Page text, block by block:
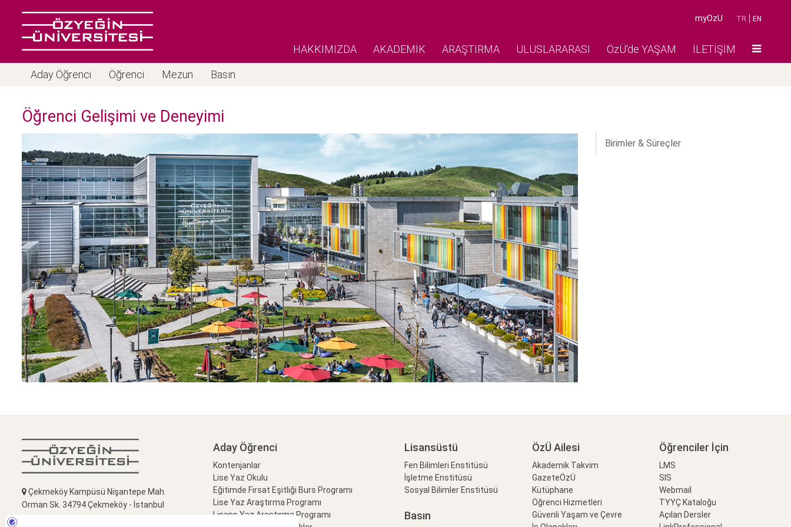
TR EN
myOzU
HAKKIMIZDA AKADEMİK ARAŞTIRMA ULUSLARARASI ÖzÜ'de YAŞAM İLETİŞİM
Aday Öğrenci Öğrenci Mezun Basın
Öğrenci Gelişimi ve Deneyimi
Birimler & Süreçler
Çekmeköy Kampüsü Nişantepe Mah.
Orman Sk. 34794 Çekmeköy - İstanbul
Aday Öğrenci
Kontenjanlar
Lise Yaz Okulu
Eğitimde Fırsat Eşitliği Burs Programı
Lise Yaz Araştırma Programı
Lisans Yaz Araştırma Programı
Lisansüstü
Fen Bilimleri Enstitüsü
İşletme Enstitüsü
Sosyal Bilimler Enstitüsü
Basın
ÖzÜ Ailesi
Akademik Takvim
GazeteÖzÜ
Kütüphane
Öğrenci Hizmetleri
Güvenli Yaşam ve Çevre
Öğrenciler İçin
LMS
SIS
Webmail
TYYÇ Kataloğu
Açılan Dersler